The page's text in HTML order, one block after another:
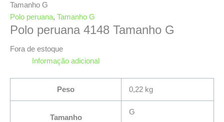
Tamanho G
Polo peruana, Tamanho G
Polo peruana 4148 Tamanho G
Fora de estoque
Informação adicional
Peso 0,22 kg
Tamanho
G